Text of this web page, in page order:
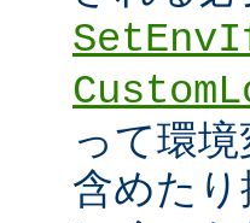
って環
含めた